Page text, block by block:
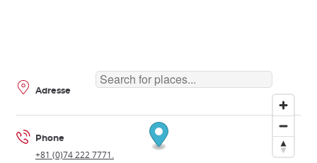
Adresse
Phone
+81 (0)74 222 7771.